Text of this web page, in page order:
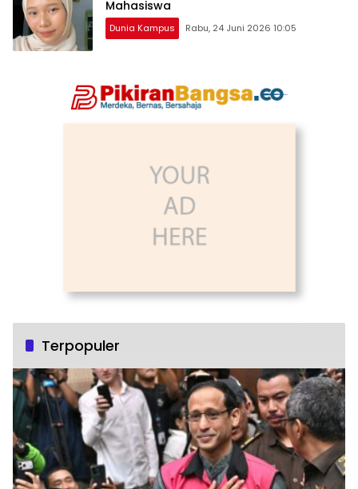
Mahasiswa
Dunia Kampus Rabu, 24 Juni 2026 10:05
Terpopuler